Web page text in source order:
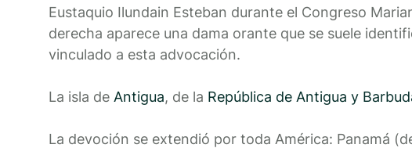
Eustaquio Ilundain Esteban durante el Congreso
derecha aparece una dama orante que se suele
vinculado a esta advocación.
La isla de Antigua, de la República de Antigua y
La devoción se extendió por toda América: Panamá